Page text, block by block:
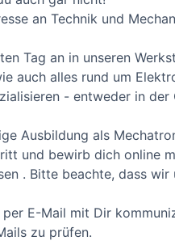
an Technik und
Tag an in unseren
auch alles rund um
- entweder in
Ausbildung als
und bewirb dich online
. Bitte beachte, dass
E-Mail mit Dir
zu prüfen.